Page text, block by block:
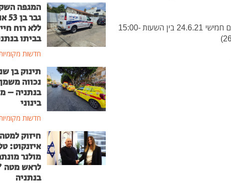
בדיקות הקורונה ייערכו במתחם בדיקות "ווק אין" ביום חמישי 24.6.21 בין השעות 15:00-
המגפה
גבר
ללא רוח
בביתו
חדשות
תינוק בן
נכווה
בנתניה –
בינוני
חדשות
חיזוק למטה
איזנקוט:
מולנר
לראש
בנתניה